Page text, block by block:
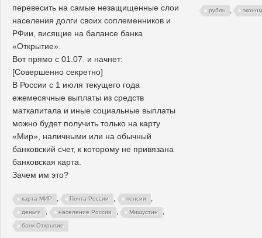
перевесить на самые незащищенные слои
населения долги своих соплеменников и
РФии, висящие на балансе банка
«Открытие».
Вот прямо с 01.07. и начнет:
[Совершенно секретно]
В России с 1 июля текущего года
ежемесячные выплаты из средств
маткапитала и иные социальные выплаты
можно будет получить только на карту
«Мир», наличными или на обычный
банковский счет, к которому не привязана
банковская карта.
Зачем им это?
карта МИР , Почта России , пенсии ,
деньги , население России , Мишустин ,
банк Открытие
рубль ,